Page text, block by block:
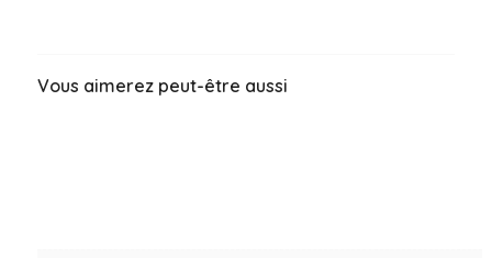
Vous aimerez peut-être aussi